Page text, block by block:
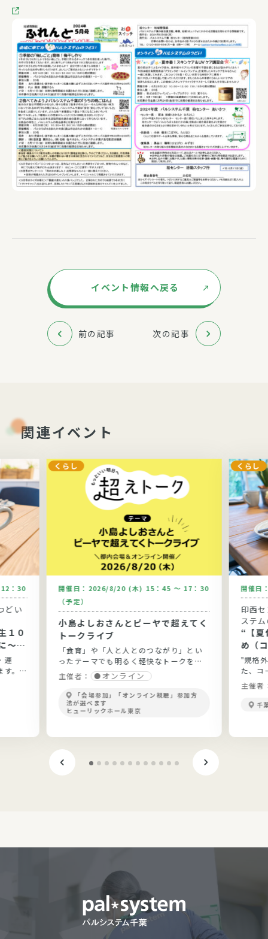
イベント情報へ戻る
前の記事 次の記事
関連イベント
：30
どい
１０
～健
践
運
す。
くらし
開催日： 2026/8/20 (木) 15：45 ～ 17：30
（予定）
小島よしおさんとピーヤで超えてく
トークライブ
「食育」や「人と人とのつながり」とい
ったテーマでも明るく軽快なトークを展
開！
主催者： オンライン
「会場参加」「オンライン視聴」参加方
法が選べます
ヒューリックホール東京
くらし
開催日
印西
ステ
“【夏
め（
う”
"規格
た、コ
主催者
千